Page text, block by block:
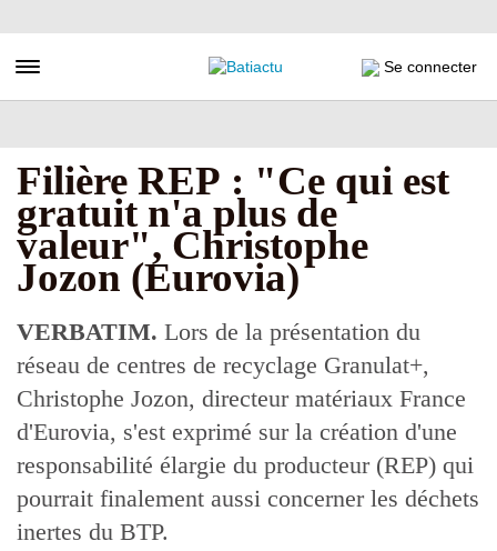
au
principal
Toggle navigation Se connecter
Filière REP : "Ce qui est
gratuit n'a plus de
valeur", Christophe
Jozon (Eurovia)
VERBATIM. Lors de la présentation du
réseau de centres de recyclage Granulat+,
Christophe Jozon, directeur matériaux France
d'Eurovia, s'est exprimé sur la création d'une
responsabilité élargie du producteur (REP) qui
pourrait finalement aussi concerner les déchets
inertes du BTP.